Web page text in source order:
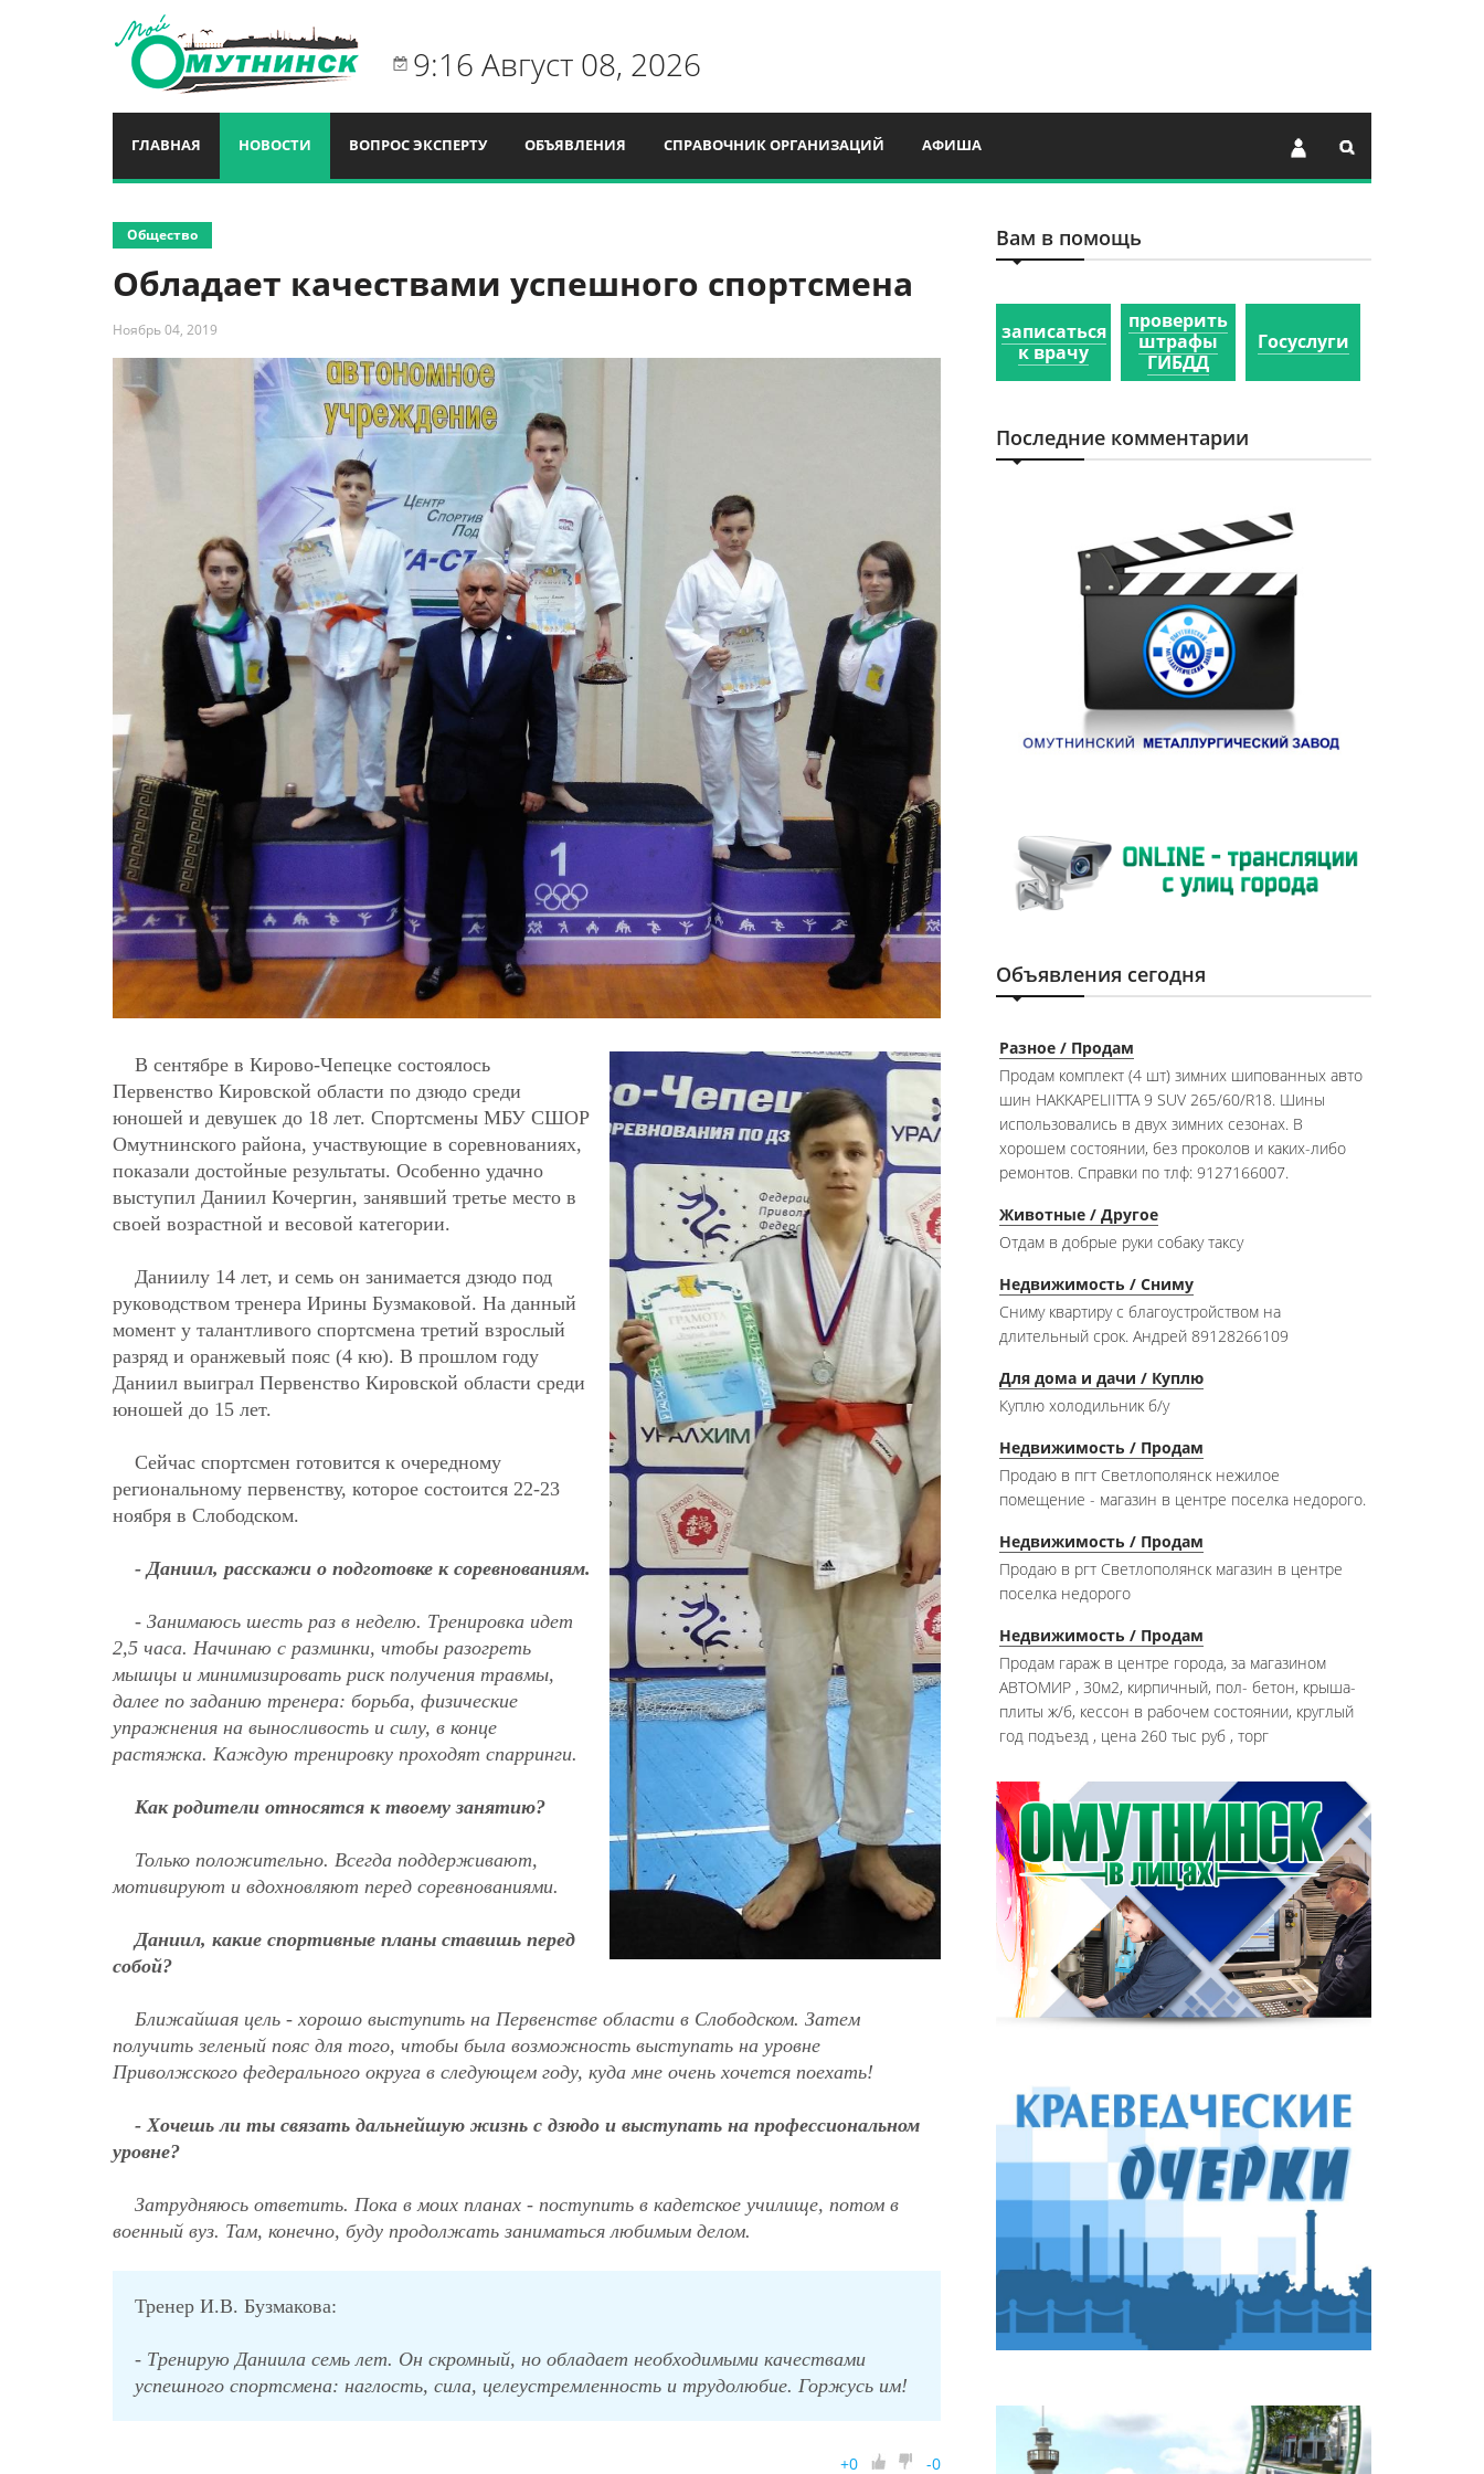
9:16 Август 08, 2026
ГЛАВНАЯ НОВОСТИ ВОПРОС ЭКСПЕРТУ ОБЪЯВЛЕНИЯ СПРАВОЧНИК ОРГАНИЗАЦИЙ АФИША
Общество
Обладает качествами успешного спортсмена
Ноябрь 04, 2019
В сентябре в Кирово-Чепецке состоялось
Первенство Кировской области по дзюдо среди
юношей и девушек до 18 лет. Спортсмены МБУ СШОР
Омутнинского района, участвующие в соревнованиях,
показали достойные результаты. Особенно удачно
выступил Даниил Кочергин, занявший третье место в
своей возрастной и весовой категории.
Даниилу 14 лет, и семь он занимается дзюдо под
руководством тренера Ирины Бузмаковой. На данный
момент у талантливого спортсмена третий взрослый
разряд и оранжевый пояс (4 кю). В прошлом году
Даниил выиграл Первенство Кировской области среди
юношей до 15 лет.
Сейчас спортсмен готовится к очередному
региональному первенству, которое состоится 22-23
ноября в Слободском.
- Даниил, расскажи о подготовке к соревнованиям.
- Занимаюсь шесть раз в неделю. Тренировка идет
2,5 часа. Начинаю с разминки, чтобы разогреть
мышцы и минимизировать риск получения травмы,
далее по заданию тренера: борьба, физические
упражнения на выносливость и силу, в конце
растяжка. Каждую тренировку проходят спарринги.
Как родители относятся к твоему занятию?
Только положительно. Всегда поддерживают,
мотивируют и вдохновляют перед соревнованиями.
Даниил, какие спортивные планы ставишь перед
собой?
Ближайшая цель - хорошо выступить на Первенстве области в Слободском. Затем
получить зеленый пояс для того, чтобы была возможность выступать на уровне
Приволжского федерального округа в следующем году, куда мне очень хочется поехать!
- Хочешь ли ты связать дальнейшую жизнь с дзюдо и выступать на профессиональном
уровне?
Затрудняюсь ответить. Пока в моих планах - поступить в кадетское училище, потом в
военный вуз. Там, конечно, буду продолжать заниматься любимым делом.
Тренер И.В. Бузмакова:
- Тренирую Даниила семь лет. Он скромный, но обладает необходимыми качествами
успешного спортсмена: наглость, сила, целеустремленность и трудолюбие. Горжусь им!
+0 -0
Вам в помощь
записаться
к врачу
проверить
штрафы
ГИБДД
Госуслуги
Последние комментарии
Объявления сегодня
Разное / Продам
Продам комплект (4 шт) зимних шипованных авто
шин HAKKAPELIITTA 9 SUV 265/60/R18. Шины
использовались в двух зимних сезонах. В
хорошем состоянии, без проколов и каких-либо
ремонтов. Справки по тлф: 9127166007.
Животные / Другое
Отдам в добрые руки собаку таксу
Недвижимость / Сниму
Сниму квартиру с благоустройством на
длительный срок. Андрей 89128266109
Для дома и дачи / Куплю
Куплю холодильник б/у
Недвижимость / Продам
Продаю в пгт Светлополянск нежилое
помещение - магазин в центре поселка недорого.
Недвижимость / Продам
Продаю в ргт Светлополянск магазин в центре
поселка недорого
Недвижимость / Продам
Продам гараж в центре города, за магазином
АВТОМИР , 30м2, кирпичный, пол- бетон, крыша-
плиты ж/б, кессон в рабочем состоянии, круглый
год подъезд , цена 260 тыс руб , торг